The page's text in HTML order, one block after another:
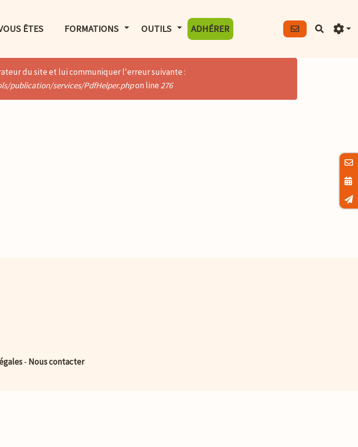
LE MENU
ÊTES FORMATIONS AFFICHER LE MENU
OUTILS AFFICHER LE MENU
ADHÉRER
du site et lui communiquer l'erreur suivante :
publication/services/PdfHelper.phpon line276
- Nous contacter